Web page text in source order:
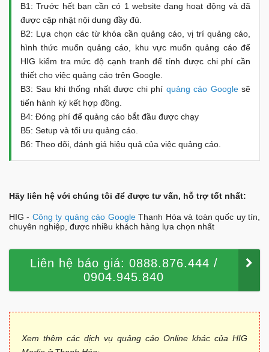
B1: Trước hết bạn cần có 1 website đang hoạt động và đã
được cập nhật nội dung đầy đủ.
B2: Lựa chọn các từ khóa cần quảng cáo, vị trí quảng cáo,
hình thức muốn quảng cáo, khu vực muốn quảng cáo để
HIG kiểm tra mức độ cạnh tranh để tính được chi phí cần
thiết cho việc quảng cáo trên Google.
B3: Sau khi thống nhất được chi phí quảng cáo Googlesẽ
tiến hành ký kết hợp đồng.
B4: Đóng phí để quảng cáo bắt đầu được chạy
B5: Setup và tối ưu quảng cáo.
B6: Theo dõi, đánh giá hiệu quả của việc quảng cáo.
Hãy liên hệ với chúng tôi để được tư vấn, hỗ trợ tốt nhất:
HIG - Công ty quảng cáo GoogleThanh Hóa và toàn quốc uy tín,
chuyên nghiệp, được nhiều khách hàng lựa chọn nhất
Liên hệ báo giá: 0888.876.444 /
0904.945.840
Xem thêm các dịch vụ quảng cáo Online khác của HIG